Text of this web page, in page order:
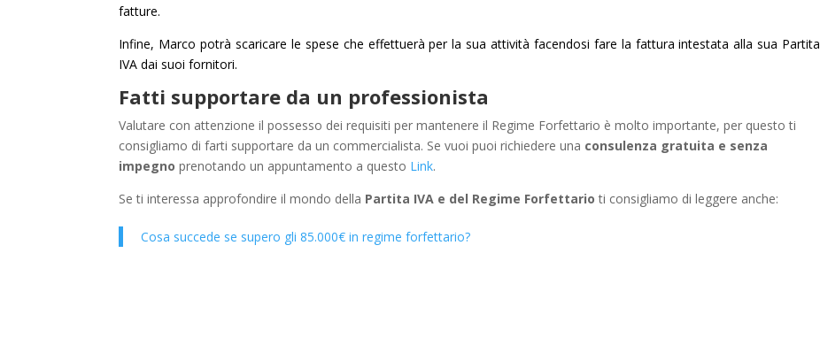
fatture.
Infine, Marco potrà scaricare le spese che effettuerà per la sua attività facendosi fare la fattura intestata alla sua Partita
IVA dai suoi fornitori.
Fatti supportare da un professionista
Valutare con attenzione il possesso dei requisiti per mantenere il Regime Forfettario è molto importante, per questo ti
consigliamo di farti supportare da un commercialista. Se vuoi puoi richiedere una consulenza gratuita e senza
impegno prenotando un appuntamento a questo Link.
Se ti interessa approfondire il mondo della Partita IVA e del Regime Forfettario ti consigliamo di leggere anche:
Cosa succede se supero gli 85.000€ in regime forfettario?